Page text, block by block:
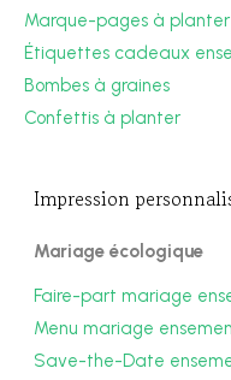
Marque-pages à planter
Étiquettes cadeaux
Bombes à graines
Confettis à planter
Impression
Mariage écologique
Faire-part mariage
Menu mariage
Save-the-Date